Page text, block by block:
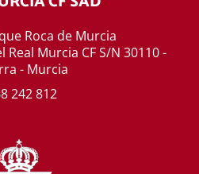
Roca de Murcia
Real Murcia CF S/N 30110 -
- Murcia
242 812